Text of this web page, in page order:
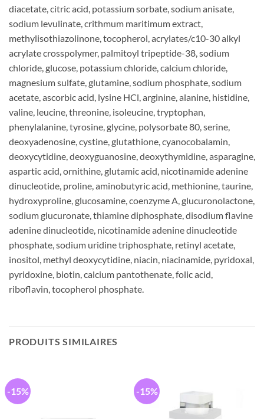
diacetate, citric acid, potassium sorbate, sodium anisate,
sodium levulinate, crithmum maritimum extract,
methylisothiazolinone, tocopherol, acrylates/c10-30 alkyl
acrylate crosspolymer, palmitoyl tripeptide-38, sodium
chloride, glucose, potassium chloride, calcium chloride,
magnesium sulfate, glutamine, sodium phosphate, sodium
acetate, ascorbic acid, lysine HCl, arginine, alanine, histidine,
valine, leucine, threonine, isoleucine, tryptophan,
phenylalanine, tyrosine, glycine, polysorbate 80, serine,
deoxyadenosine, cystine, glutathione, cyanocobalamin,
deoxycytidine, deoxyguanosine, deoxythymidine, asparagine,
aspartic acid, ornithine, glutamic acid, nicotinamide adenine
dinucleotide, proline, aminobutyric acid, methionine, taurine,
hydroxyproline, glucosamine, coenzyme A, glucuronolactone,
sodium glucuronate, thiamine diphosphate, disodium flavine
adenine dinucleotide, nicotinamide adenine dinucleotide
phosphate, sodium uridine triphosphate, retinyl acetate,
inositol, methyl deoxycytidine, niacin, niacinamide, pyridoxal,
pyridoxine, biotin, calcium pantothenate, folic acid,
riboflavin, tocopherol phosphate.
PRODUITS SIMILAIRES
-15% -15%